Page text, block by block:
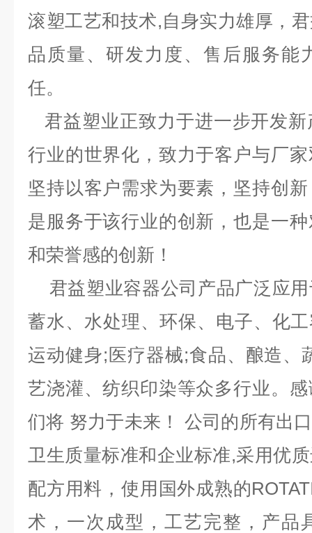
滚塑工艺和技术,自身实力雄厚，
品质量、研发力度、售后服务能
任。
君益塑业正致力于进一步开发
行业的世界化，致力于客户与厂
坚持以客户需求为要素，坚持创
是服务于该行业的创新，也是一
和荣誉感的创新！
君益塑业容器公司产品广泛应
蓄水、水处理、环保、电子、化
运动健身;医疗器械;食品、酿造、
艺浇灌、纺织印染等众多行业。
们将 努力于未来！ 公司的所有出
卫生质量标准和企业标准,采用优
配方用料，使用国外成熟的
术，一次成型，工艺完整，产品